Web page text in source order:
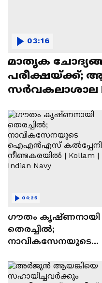
മാതൃക
പരീക്ഷയ്ക്ക്;
സര്‍വകലാശാല
03:16
ഗൗതം കൃഷ്ണനായി
തെരച്ചിൽ;
നാവികസേനയുടെ
കൽപ്പേനി
നീണ്ടകരയിൽ |
04:25